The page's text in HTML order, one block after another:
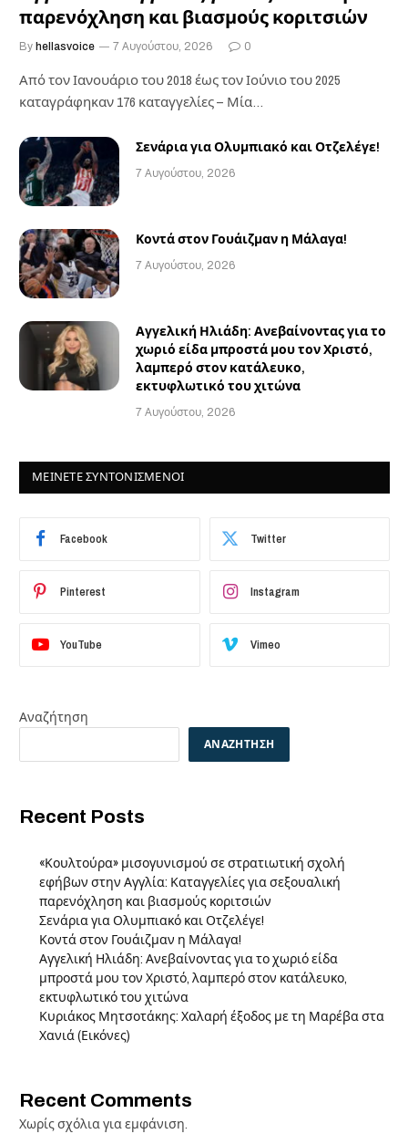
παρενόχληση και βιασμούς κοριτσιών
By hellasvoice 7 Αυγούστου, 2026 0
Από τον Ιανουάριο του 2018 έως τον Ιούνιο του 2025
καταγράφηκαν 176 καταγγελίες – Μία…
Σενάρια για Ολυμπιακό και Οτζελέγε!
7 Αυγούστου, 2026
Κοντά στον Γουάιζμαν η Μάλαγα!
7 Αυγούστου, 2026
Αγγελική Ηλιάδη: Ανεβαίνοντας για το
χωριό είδα μπροστά μου τον Χριστό,
λαμπερό στον κατάλευκο,
εκτυφλωτικό του χιτώνα
7 Αυγούστου, 2026
ΜΕΙΝΕΤΕ ΣΥΝΤΟΝΙΣΜΕΝΟΙ
Facebook Twitter
Pinterest Instagram
YouTube Vimeo
Αναζήτηση
ΑΝΑΖΉΤΗΣΗ
Recent Posts
«Κουλτούρα» μισογυνισμού σε στρατιωτική σχολή
εφήβων στην Αγγλία: Καταγγελίες για σεξουαλική
παρενόχληση και βιασμούς κοριτσιών
Σενάρια για Ολυμπιακό και Οτζελέγε!
Κοντά στον Γουάιζμαν η Μάλαγα!
Αγγελική Ηλιάδη: Ανεβαίνοντας για το χωριό είδα
μπροστά μου τον Χριστό, λαμπερό στον κατάλευκο,
εκτυφλωτικό του χιτώνα
Κυριάκος Μητσοτάκης: Χαλαρή έξοδος με τη Μαρέβα στα
Χανιά (Εικόνες)
Recent Comments
Χωρίς σχόλια για εμφάνιση.